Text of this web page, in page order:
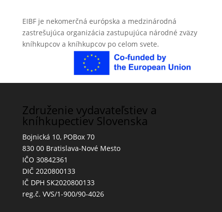
EIBF je nekomerčná európska a medzinárodná
zastrešujúca organizácia zastupujúca národné zväzy
kníhkupcov a kníhkupcov po celom svete.
Združenie vydavateľstiev a
kníhkupectiev Slovenska
Bojnická 10, POBox 70
830 00 Bratislava-Nové Mesto
IČO 30842361
DIČ 2020800133
IČ DPH SK2020800133
reg.č. VVS/1-900/90-4026